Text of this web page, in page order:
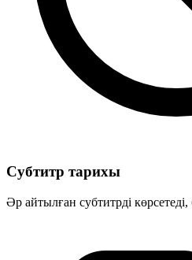
Субтитр тарихы
Әр айтылған субтитрді